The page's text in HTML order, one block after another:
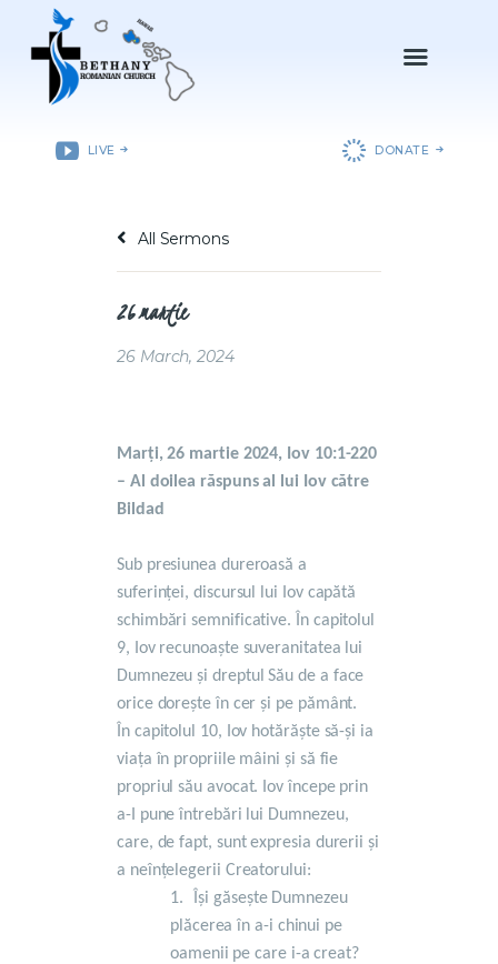
LIVE DONATE
ACASǍ
RESURSE
CONTACT
All Sermons
26 martie
26 March, 2024
Marți, 26 martie 2024, Iov 10:1-220
– Al doilea răspuns al lui Iov către
Bildad
Sub presiunea dureroasă a
suferinței, discursul lui Iov capătă
schimbări semnificative. În capitolul
9, Iov recunoaște suveranitatea lui
Dumnezeu și dreptul Său de a face
orice dorește în cer și pe pământ.
În capitolul 10, Iov hotărăște să-și ia
viața în propriile mâini și să fie
propriul său avocat. Iov începe prin
a-I pune întrebări lui Dumnezeu,
care, de fapt, sunt expresia durerii și
a neînțelegerii Creatorului:
1.
Își găsește Dumnezeu
plăcerea în a-i chinui pe
oamenii pe care i-a creat?